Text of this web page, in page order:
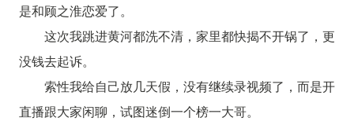
是和顾之淮恋爱了。
这次我跳进黄河都洗不清，家里都快揭不开锅了，更
没钱去起诉。
索性我给自己放几天假，没有继续录视频了，而是开
直播跟大家闲聊，试图迷倒一个榜一大哥。